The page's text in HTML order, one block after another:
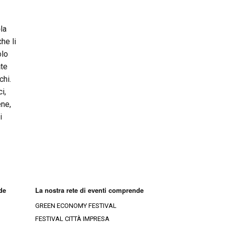
li
La nostra rete di eventi comprende
GREEN ECONOMY FESTIVAL
FESTIVAL CITTÀ IMPRESA